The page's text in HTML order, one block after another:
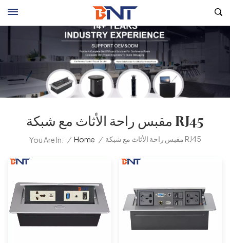
مقبس راحة الأثاث مع شبكة RJ45
You Are In: / Home / مقبس راحة الأثاث مع شبكة RJ45